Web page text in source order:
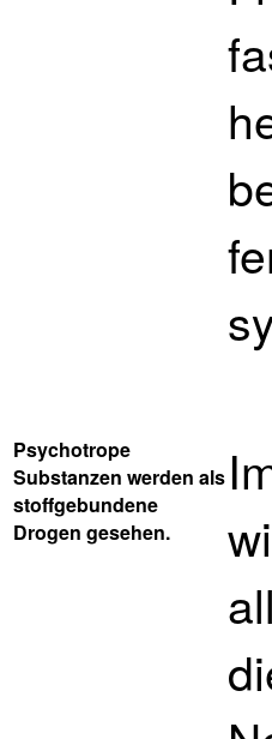
Psychotrope
Substanzen werden als
stoffgebundene
Drogen gesehen.